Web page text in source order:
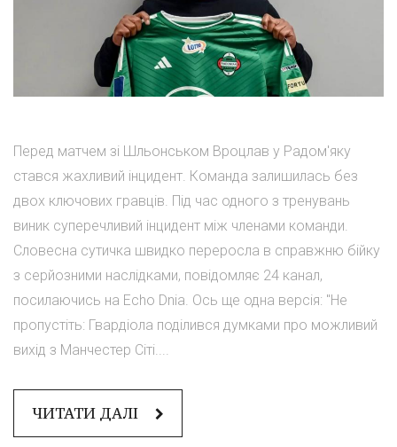
Перед матчем зі Шльонськом Вроцлав у Радом'яку
стався жахливий інцидент. Команда залишилась без
двох ключових гравців. Під час одного з тренувань
виник суперечливий інцидент між членами команди.
Словесна сутичка швидко переросла в справжню бійку
з серйозними наслідками, повідомляє 24 канал,
посилаючись на Echo Dnia. Ось ще одна версія: "Не
пропустіть: Гвардіола поділився думками про можливий
вихід з Манчестер Сіті....
ЧИТАТИ ДАЛІ